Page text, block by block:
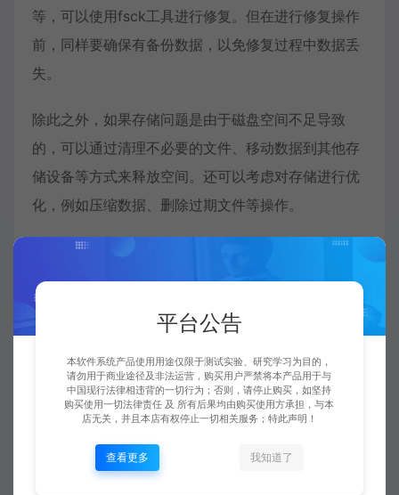
等，可以使用fsck工具进行修复。但在进行修复操作
前，同样要确保有备份数据，以免修复过程中数据丢
失。
除此之外，如果存储问题是由于磁盘空间不足导致
的，可以通过清理不必要的文件、移动数据到其他存
储设备等方式来释放空间。还可以考虑对存储进行优
化，例如压缩数据、删除过期文件等操作。
为了预防未来的存储故障，建议定期对存储设备进行
监控和维护。可以使用监控工具如Nagios、Zabbix
等监控磁盘状态、文件系统使用情况等。另外，定期
备份数据也是非常重要的，以防止突**况下数据丢
在Linux服务器上解决存储故障问题需要及时识别问
和维护工作，以确保数据的安全可靠。
平台公告
本软件系统产品使用用途仅限于测试实验、研究学习为目的，
请勿用于商业途径及非法运营，购买用户严禁将本产品用于与
中国现行法律相违背的一切行为；否则，请停止购买，如坚持
购买使用一切法律责任 及 所有后果均由购买使用方承担，与本
店无关，并且本店有权停止一切相关服务；特此声明！
查看更多 我知道了